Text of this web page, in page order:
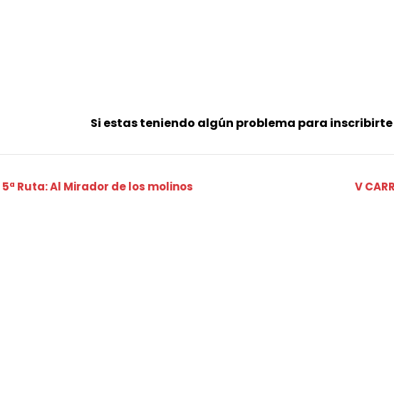
Si estas teniendo algún problema para inscribirte
Ruta: Al Mirador de los molinos V